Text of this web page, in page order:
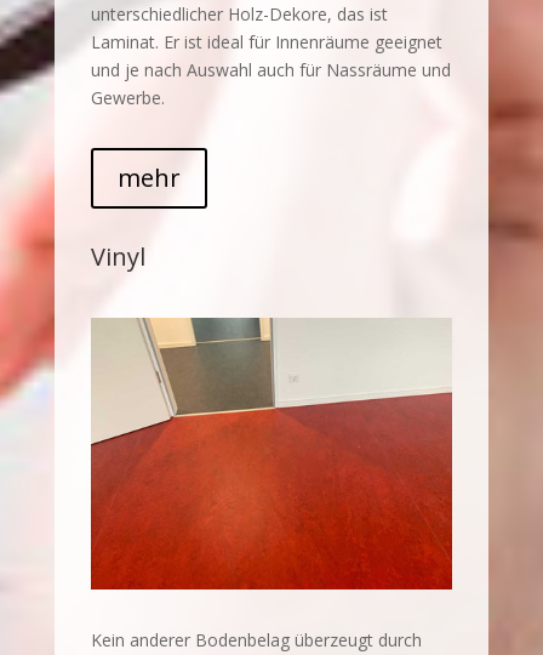
unterschiedlicher Holz-Dekore, das ist
Laminat. Er ist ideal für Innenräume geeignet
und je nach Auswahl auch für Nassräume und
Gewerbe.
mehr
Vinyl
Kein anderer Bodenbelag überzeugt durch